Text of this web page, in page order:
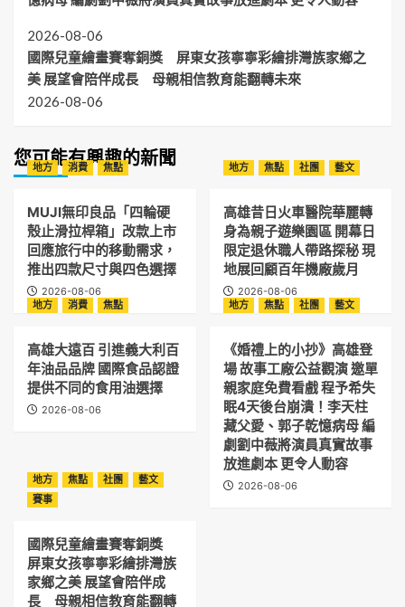
2026-08-06
國際兒童繪畫賽奪銅獎 屏東女孩寧寧彩繪排灣族家鄉之
美 展望會陪伴成長 母親相信教育能翻轉未來
2026-08-06
您可能有興趣的新聞
地方 消費 焦點
MUJI無印良品「四輪硬
殼止滑拉桿箱」改款上市
回應旅行中的移動需求，
推出四款尺寸與四色選擇
2026-08-06
地方 焦點 社團 藝文
高雄昔日火車醫院華麗轉
身為親子遊樂園區 開幕日
限定退休職人帶路探秘 現
地展回顧百年機廠歲月
2026-08-06
地方
消費 焦點
高雄大遠百 引進義大利百
年油品品牌 國際食品認證
提供不同的食用油選擇
2026-08-06
地方 焦點 社團 藝文
《婚禮上的小抄》高雄登
場 故事工廠公益觀演 邀單
親家庭免費看戲 程予希失
眠4天後台崩潰！李天柱
藏父愛、郭子乾憶病母 編
劇劉中薇將演員真實故事
放進劇本 更令人動容
2026-08-06
地方 焦點 社團
藝文
賽事
國際兒童繪畫賽奪銅獎
屏東女孩寧寧彩繪排灣族
家鄉之美 展望會陪伴成
長 母親相信教育能翻轉